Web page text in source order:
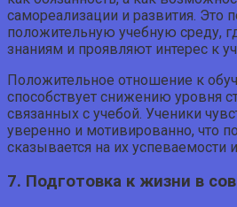
самореализации и развития. Это
положительную учебную среду,
знаниям и проявляют интерес к
Положительное отношение к
способствует снижению уровня
связанных с учебой. Ученики
уверенно и мотивированно, что
сказывается на их успеваемости
7. Подготовка к жизни в